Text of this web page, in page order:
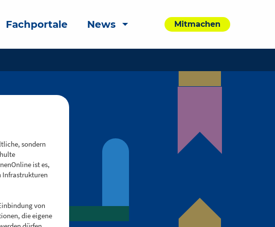
Fachportale News Mitmachen
sondern
ist es,
Infrastrukturen
von
die eigene